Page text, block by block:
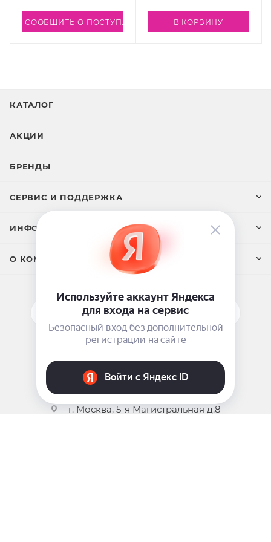
СООБЩИТЬ О ПОСТУПЛЕНИИ В КОРЗИНУ
КАТАЛОГ
АКЦИИ
БРЕНДЫ
СЕРВИС И ПОДДЕРЖКА
ИНФОРМАЦИЯ
О КОМПАНИИ
ПОДПИСАТЬСЯ НА РАССЫЛКУ
ЗАДАТЬ ВОПРОС
г. Москва, 5-я Магистральная д.8